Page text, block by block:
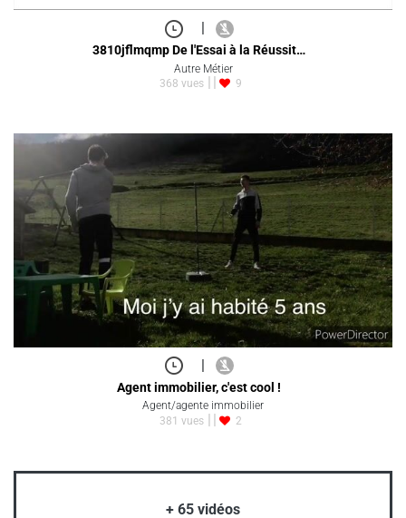
|
3810jflmqmp De l'Essai à la Réussit…
Autre Métier
368 vues
9
|
Agent immobilier, c'est cool !
Agent/agente immobilier
381 vues
2
+ 65 vidéos